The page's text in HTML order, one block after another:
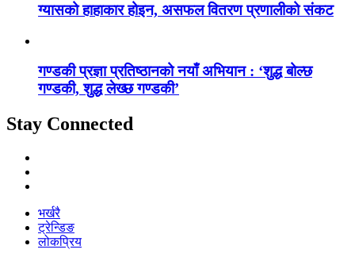
ग्यासको हाहाकार होइन, असफल वितरण प्रणालीको संकट
गण्डकी प्रज्ञा प्रतिष्ठानको नयाँ अभियान : ‘शुद्ध बोल्छ
गण्डकी, शुद्ध लेख्छ गण्डकी’
Stay Connected
भर्खरै
ट्रेन्डिङ
लोकप्रिय